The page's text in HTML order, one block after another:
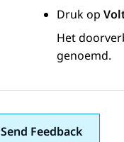
Druk op
Het
genoemd.
Send Feedback